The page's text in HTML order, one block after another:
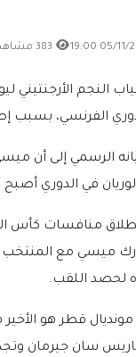
05/11/ 383 مشاهدة
النجم الأرجنتيني
الفرنسي، بسبب
الرسمي إلى أن
في الدوري أصبح
ميسي مع المنتخب
لحصد اللقب.
قطر هو
سان جيرمان